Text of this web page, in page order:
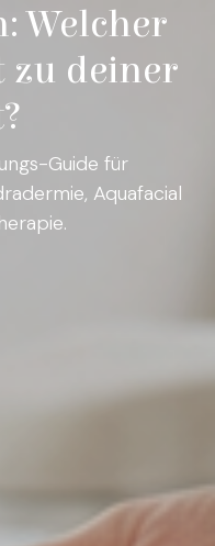
Welcher
zu deiner
Guide für
Aquafacial